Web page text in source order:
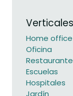
Verticales
Home office
Oficina
Escuelas
Hospitales
Jardín